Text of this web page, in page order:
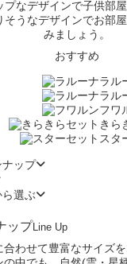
プなデザインで子供部
そうなデザインでお部
みましょう。
おすすめ
ラル
ラル
フワ
きら
スタ
ップ
選ぶ
ップLine Up
合わせて豊富なサイズ